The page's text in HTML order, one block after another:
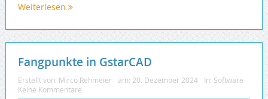
Weiterlesen
Fangpunkte in GstarCAD
Erstellt von: Mirco Rehmeier am: 20. Dezember 2024 In: Software
Keine Kommentare